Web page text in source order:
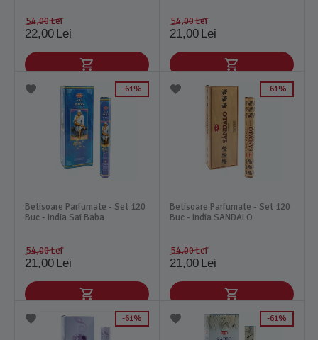
54,00Lei
22,00 Lei
54,00Lei
21,00 Lei
61%
Betisoare Parfumate - Set 120
Buc - India Sai Baba
54,00Lei
21,00 Lei
61%
Betisoare Parfumate - Set 120
Buc - India SANDALO
54,00Lei
21,00 Lei
61% 61%